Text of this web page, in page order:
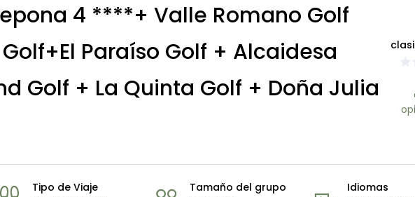
4 ****+ Valle Romano Golf
Paraíso Golf + Alcaidesa
Golf + La Quinta Golf + Doña Julia
Tipo de Viaje
Tamaño del grupo
Idiomas